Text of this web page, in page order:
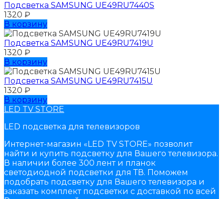
Подсветка SAMSUNG UЕ49RU7440S
1320 ₽
В корзину
Подсветка SAMSUNG UЕ49RU7419U
1320 ₽
В корзину
Подсветка SAMSUNG UЕ49RU7415U
1320 ₽
В корзину
LED TV STORE
LED подсветка для телевизоров
Интернет-магазин «LED TV STORE» позволит
найти и купить подсветку для Вашего телевизора.
В наличии более 300 лент и планок
светодиодной подсветки для ТВ. Поможем
подобрать подсветку для Вашего телевизора и
заказать комплект подсветки с доставкой по всей